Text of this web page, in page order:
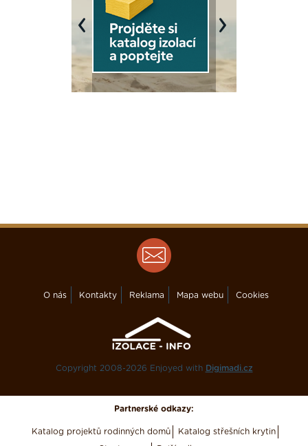
Previous Next
O nás Kontakty Reklama Mapa webu Cookies
Copyright 2008-2026 Enjoyed with Digimadi.cz
Partnerské odkazy:
Katalog projektů rodinných domů Katalog střešních krytin